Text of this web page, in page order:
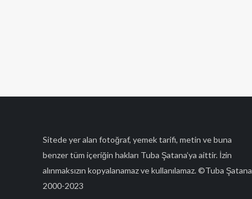
Sitede yer alan fotoğraf, yemek tarifi, metin ve buna
benzer tüm içeriğin hakları Tuba Şatana’ya aittir. İzin
alınmaksızın kopyalanamaz ve kullanılamaz. ©Tuba Şatana
2000-2023